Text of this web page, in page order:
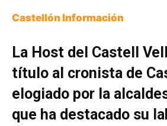
Castellón Información
La Host del Castell
título al cronista de
elogiado por la
que ha destacado su